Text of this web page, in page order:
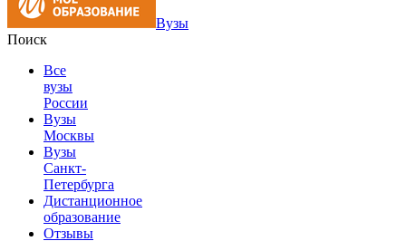
Вузы
Поиск
Все
вузы
России
Вузы
Москвы
Вузы
Санкт-
Петербурга
Дистанционное
образование
Отзывы